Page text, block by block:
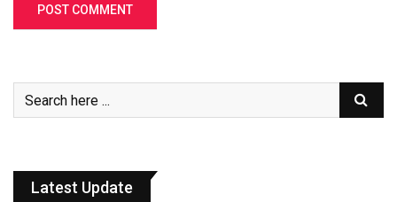
Latest Update